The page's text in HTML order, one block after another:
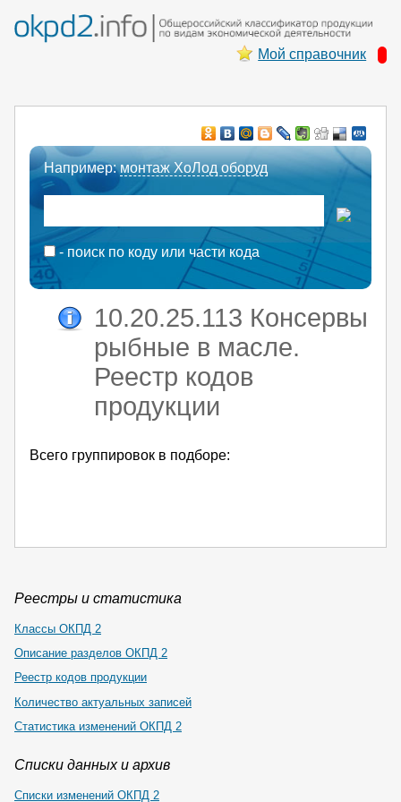
Мой справочник
Например:монтаж ХоЛод оборуд
- поиск по коду или части кода
10.20.25.113 Консервы
рыбные в масле.
Реестр кодов
продукции
Всего группировок в подборе:
Реестры и статистика
Классы ОКПД 2
Описание разделов ОКПД 2
Реестр кодов продукции
Количество актуальных записей
Статистика изменений ОКПД 2
Списки данных и архив
Списки изменений ОКПД 2